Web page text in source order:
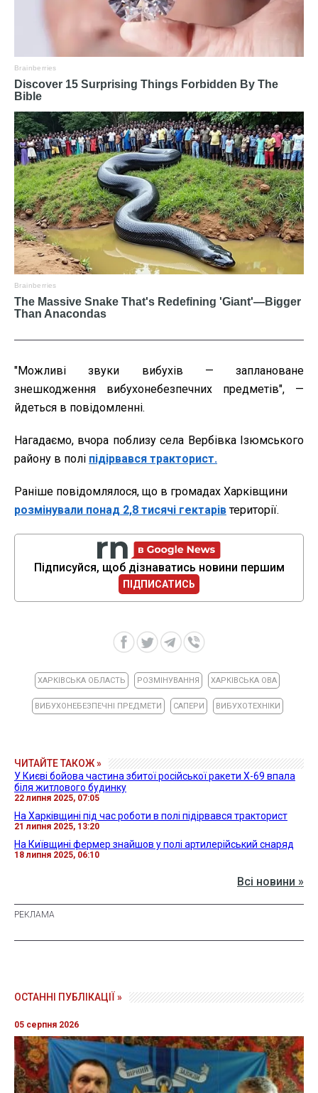
"Можливі звуки вибухів — заплановане
знешкодження вибухонебезпечних предметів", —
йдеться в повідомленні.
Нагадаємо, вчора поблизу села Вербівка Ізюмського
району в полі підірвався тракторист.
Раніше повідомлялося, що в громадах Харківщини
розмінували понад 2,8 тисячі гектарівтериторії.
Підписуйся, щоб дізнаватись новини першим
ПІДПИСАТИСЬ
ХАРКІВСЬКА ОБЛАСТЬ РОЗМІНУВАННЯ ХАРКІВСЬКА ОВА
ВИБУХОНЕБЕЗПЕЧНІ ПРЕДМЕТИ САПЕРИ ВИБУХОТЕХНІКИ
ЧИТАЙТЕ ТАКОЖ »
У Києві бойова частина збитої російської ракети Х-69 впала
біля житлового будинку
22 липня 2025, 07:05
На Харківщині під час роботи в полі підірвався тракторист
21 липня 2025, 13:20
На Київщині фермер знайшов у полі артилерійський снаряд
18 липня 2025, 06:10
Всі новини »
ОСТАННІ ПУБЛІКАЦІЇ »
05 серпня 2026